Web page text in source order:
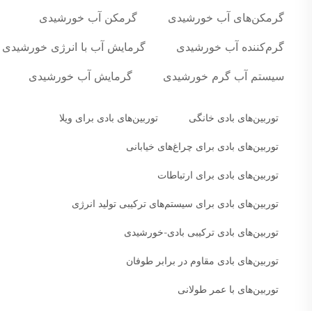
گرمکن‌های آب خورشیدی گرمکن آب خورشیدی
گرم‌کننده آب خورشیدی گرمایش آب با انرژی خورشیدی
سیستم آب گرم خورشیدی گرمایش آب خورشیدی
توربین‌های بادی خانگی توربین‌های بادی برای ویلا
توربین‌های بادی برای چراغ‌های خیابانی
توربین‌های بادی برای ارتباطات
توربین‌های بادی برای سیستم‌های ترکیبی تولید انرژی
توربین‌های بادی ترکیبی بادی-خورشیدی
توربین‌های بادی مقاوم در برابر طوفان
توربین‌های با عمر طولانی